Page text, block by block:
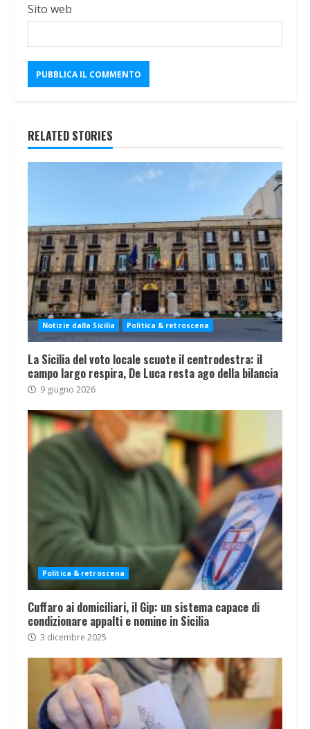
Sito web
RELATED STORIES
Notizie dalla Sicilia Politica & retroscena
La Sicilia del voto locale scuote il centrodestra: il
campo largo respira, De Luca resta ago della bilancia
9 giugno 2026
Politica & retroscena
Cuffaro ai domiciliari, il Gip: un sistema capace di
condizionare appalti e nomine in Sicilia
3 dicembre 2025